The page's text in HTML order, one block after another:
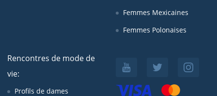
Femmes Mexicaines
Femmes Polonaises
Rencontres de mode de
vie:
Profils de dames